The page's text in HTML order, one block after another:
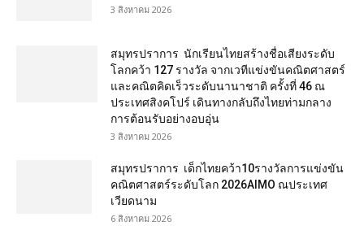
3 สิงหาคม 2026
สมุทรปราการ นักเรียนไทยสร้างชื่อเสียงระดับ
โลกคว้า 127 รางวัล จากเวทีแข่งขันคณิตศาสตร์
และคณิตคิดเร็วระดับนานาชาติ ครั้งที่ 46 ณ
ประเทศสิงคโปร์ เดินทางกลับถึงไทยท่ามกลาง
การต้อนรับอย่างอบอุ่น
3 สิงหาคม 2026
สมุทรปราการ เด็กไทยคว้า10รางวัลการแข่งขัน
คณิตศาสตร์ระดับโลก 2026AIMO ณประเทศ
เวียดนาม
6 สิงหาคม 2026